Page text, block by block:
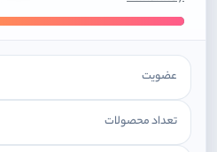
عضویت
تعداد محصولات